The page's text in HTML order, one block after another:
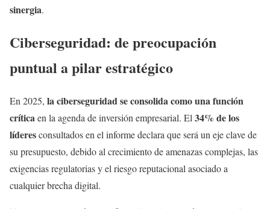
sinergia.
Ciberseguridad: de preocupación
puntual a pilar estratégico
En 2025, la ciberseguridad se consolida como una función
críticaen la agenda de inversión empresarial. El34% de los
líderesconsultados en el informe declara que será un eje clave de
su presupuesto, debido al crecimiento de amenazas complejas, las
exigencias regulatorias y el riesgo reputacional asociado a
cualquier brecha digital.